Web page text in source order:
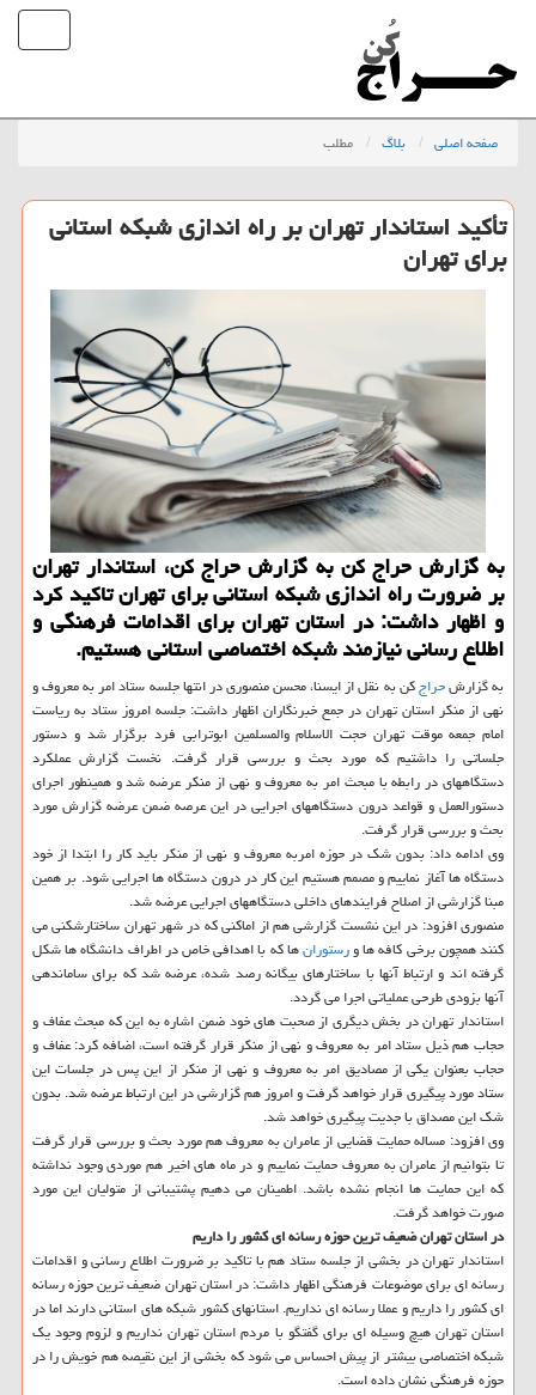
صفحه اصلی بلاگ مطلب
تأکید استاندار تهران بر راه اندازی شبکه استانی
برای تهران
به گزارش حراج کن به گزارش حراج کن، استاندار تهران
بر ضرورت راه اندازی شبکه استانی برای تهران تاکید کرد
و اظهار داشت: در استان تهران برای اقدامات فرهنگی و
اطلاع رسانی نیازمند شبکه اختصاصی استانی هستیم.
به گزارشحراجکن به نقل از ایسنا، محسن منصوری در انتها جلسه ستاد امر به معروف و
نهی از منکر استان تهران در جمع خبرنگاران اظهار داشت: جلسه امروز ستاد به ریاست
امام جمعه موقت تهران حجت الاسلام والمسلمین ابوترابی فرد برگزار شد و دستور
جلساتی را داشتیم که مورد بحث و بررسی قرار گرفت. نخست گزارش عملکرد
دستگاههای در رابطه با مبحث امر به معروف و نهی از منکر عرضه شد و همینطور اجرای
دستورالعمل و قواعد درون دستگاههای اجرایی در این عرصه ضمن عرضه گزارش مورد
بحث و بررسی قرار گرفت.
وی ادامه داد: بدون شک در حوزه امربه معروف و نهی از منکر باید کار را ابتدا از خود
دستگاه ها آغاز نماییم و مصمم هستیم این کار در درون دستگاه ها اجرایی شود. بر همین
مبنا گزارشی از اصلاح فرایندهای داخلی دستگاههای اجرایی عرضه شد.
منصوری افزود: در این نشست گزارشی هم از اماکنی که در شهر تهران ساختارشکنی می
کنند همچون برخی کافه ها ورستورانها که با اهدافی خاص در اطراف دانشگاه ها شکل
گرفته اند و ارتباط آنها با ساختارهای بیگانه رصد شده، عرضه شد که برای ساماندهی
آنها بزودی طرحی عملیاتی اجرا می گردد.
استاندار تهران در بخش دیگری از صحبت های خود ضمن اشاره به این که مبحث عفاف و
حجاب هم ذیل ستاد امر به معروف و نهی از منکر قرار گرفته است، اضافه کرد: عفاف و
حجاب بعنوان یکی از مصادیق امر به معروف و نهی از منکر از این پس در جلسات این
ستاد مورد پیگیری قرار خواهد گرفت و امروز هم گزارشی در این ارتباط عرضه شد. بدون
شک این مصداق با جدیت پیگیری خواهد شد.
وی افزود: مساله حمایت قضایی از عامران به معروف هم مورد بحث و بررسی قرار گرفت
تا بتوانیم از عامران به معروف حمایت نماییم و در ماه های اخیر هم موردی وجود نداشته
که این حمایت ها انجام نشده باشد. اطمینان می دهیم پشتیبانی از متولیان این مورد
صورت خواهد گرفت.
در استان تهران ضعیف ترین حوزه رسانه ای کشور را داریم
استاندار تهران در بخشی از جلسه ستاد هم با تاکید بر ضرورت اطلاع رسانی و اقدامات
رسانه ای برای موضوعات فرهنگی اظهار داشت: در استان تهران ضعیف ترین حوزه رسانه
ای کشور را داریم و عملا رسانه ای نداریم. استانهای کشور شبکه های استانی دارند اما در
استان تهران هیچ وسیله ای برای گفتگو با مردم استان تهران نداریم و لزوم وجود یک
شبکه اختصاصی بیشتر از پیش احساس می شود که بخشی از این نقیصه هم خویش را در
حوزه فرهنگی نشان داده است.